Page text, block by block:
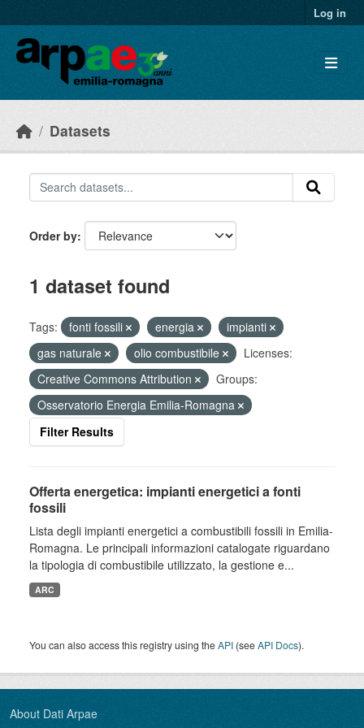
Log in
Datasets
Order by
1 dataset found
Tags: fonti fossili energia
impianti
gas naturale
olio combustibile
Licenses:
Creative Commons Attribution
Groups:
Osservatorio Energia Emilia-Romagna
Filter Results
Offerta energetica: impianti energetici a fonti
fossili
Lista degli impianti energetici a combustibili fossili in Emilia-
Romagna. Le principali informazioni catalogate riguardano
la tipologia di combustibile utilizzato, la gestione e...
ARC
You can also access this registry using theAPI (seeAPI Docs).
About Dati Arpae